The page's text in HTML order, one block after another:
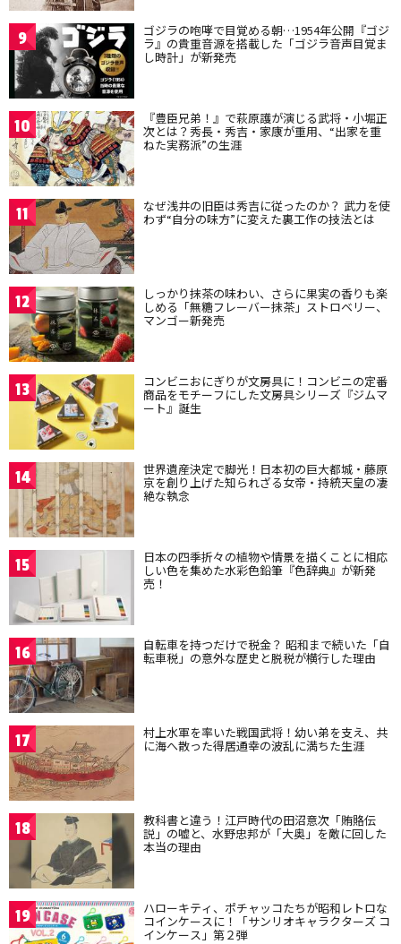
9 ゴジラの咆哮で目覚める朝…1954年公開『ゴジ
ラ』の貴重音源を搭載した「ゴジラ音声目覚ま
し時計」が新発売
10 『豊臣兄弟！』で萩原護が演じる武将・小堀正
次とは？秀長・秀吉・家康が重用、“出家を重
ねた実務派”の生涯
11 なぜ浅井の旧臣は秀吉に従ったのか？ 武力を使
わず“自分の味方”に変えた裏工作の技法とは
12 しっかり抹茶の味わい、さらに果実の香りも楽
しめる「無糖フレーバー抹茶」ストロベリー、
マンゴー新発売
13 コンビニおにぎりが文房具に！コンビニの定番
商品をモチーフにした文房具シリーズ『ジムマ
ート』誕生
14 世界遺産決定で脚光！日本初の巨大都城・藤原
京を創り上げた知られざる女帝・持統天皇の凄
絶な執念
15 日本の四季折々の植物や情景を描くことに相応
しい色を集めた水彩色鉛筆『色辞典』が新発
売！
16 自転車を持つだけで税金？ 昭和まで続いた「自
転車税」の意外な歴史と脱税が横行した理由
17 村上水軍を率いた戦国武将！幼い弟を支え、共
に海へ散った得居通幸の波乱に満ちた生涯
18 教科書と違う！江戸時代の田沼意次「賄賂伝
説」の嘘と、水野忠邦が「大奥」を敵に回した
本当の理由
19 ハローキティ、ポチャッコたちが昭和レトロな
コインケースに！「サンリオキャラクターズ コ
インケース」第２弾